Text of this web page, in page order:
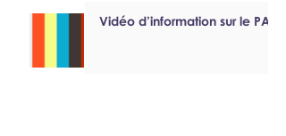
Vidéo d’information sur le PAEF